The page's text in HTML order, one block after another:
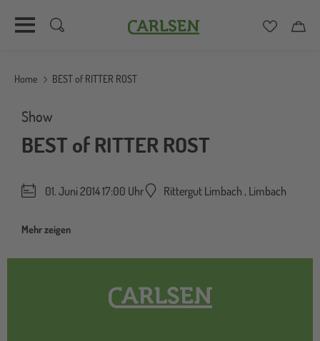
zum
Carlsen
Home BEST of RITTER ROST
Show
BEST of RITTER ROST
01. Juni 2014 17:00 Uhr Rittergut Limbach , Limbach
Mehr zeigen